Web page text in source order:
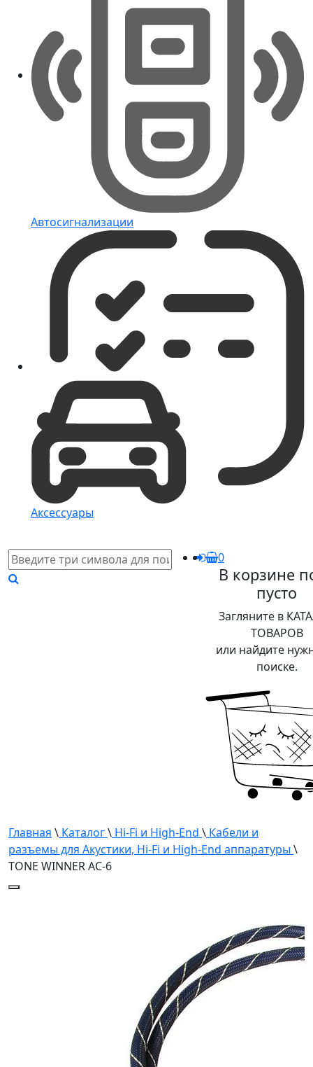
Автосигнализации
Аксессуары
0
В корзине
пусто
Загляните в
ТОВАРОВ
или найдите
поиске.
Главная \ Каталог\ Hi-Fi и High-End \ Кабели и
разъемы для Акустики, Hi-Fi и High-End аппаратуры \
TONE WINNER AC-6